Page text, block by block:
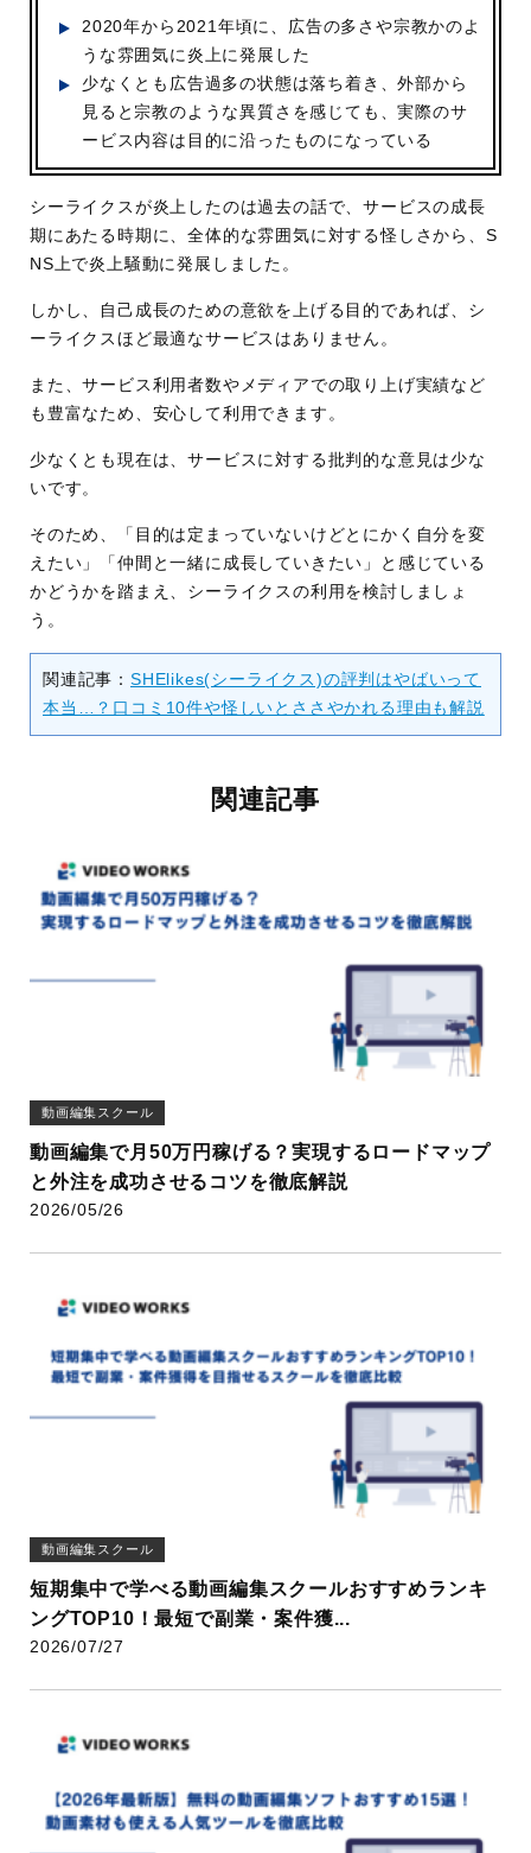
2020年から2021年頃に、広告の多さや宗教かのよ
うな雰囲気に炎上に発展した
少なくとも広告過多の状態は落ち着き、外部から
見ると宗教のような異質さを感じても、実際のサ
ービス内容は目的に沿ったものになっている
シーライクスが炎上したのは過去の話で、サービスの成長
期にあたる時期に、全体的な雰囲気に対する怪しさから、S
NS上で炎上騒動に発展しました。
しかし、自己成長のための意欲を上げる目的であれば、シ
ーライクスほど最適なサービスはありません。
また、サービス利用者数やメディアでの取り上げ実績など
も豊富なため、安心して利用できます。
少なくとも現在は、サービスに対する批判的な意見は少な
いです。
そのため、「目的は定まっていないけどとにかく自分を変
えたい」「仲間と一緒に成長していきたい」と感じている
かどうかを踏まえ、シーライクスの利用を検討しましょ
う。
関連記事： SHElikes(シーライクス)の評判はやばいって
本当…？口コミ10件や怪しいとささやかれる理由も解説
関連記事
動画編集スクール
動画編集で月50万円稼げる？実現するロードマップ
と外注を成功させるコツを徹底解説
2026/05/26
動画編集スクール
短期集中で学べる動画編集スクールおすすめランキ
ングTOP10！最短で副業・案件獲...
2026/07/27